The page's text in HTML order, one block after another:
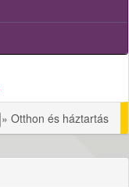
» Otthon és háztartás